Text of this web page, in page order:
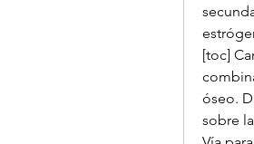
[toc]
óseo.
sobre